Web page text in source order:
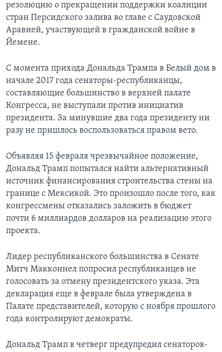
резолюцию о прекращении поддержки коалиции
стран Персидского залива во главе с Саудовской
Аравией, участвующей в гражданской войне в
Йемене.
С момента прихода Дональда Трампа в Белый дом в
начале 2017 года сенаторы-республиканцы,
составляющие большинство в верхней палате
Конгресса, не выступали против инициатив
президента. За минувшие два года президенту ни
разу не пришлось воспользоваться правом вето.
Объявляя 15 февраля чрезвычайное положение,
Дональд Трамп попытался найти альтернативный
источник финансирования строительства стены на
границе с Мексикой. Это произошло после того, как
конгрессмены отказались заложить в бюджет
почти 6 миллиардов долларов на реализацию этого
проекта.
Лидер республиканского большинства в Сенате
Митч Макконнел попросил республиканцев не
голосовать за отмену президентского указа. Эта
декларация еще в феврале была утверждена в
Палате представителей, которую с ноября прошлого
года контролируют демократы.
Дональд Трамп в четверг предупредил сенаторов-